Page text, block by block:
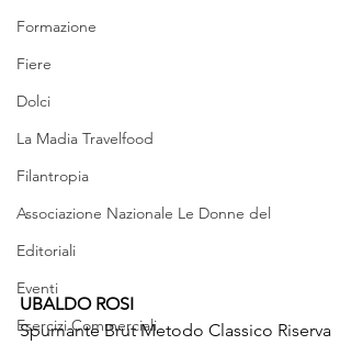
Formazione
Fiere
Dolci
La Madia Travelfood
Filantropia
Associazione Nazionale Le Donne del
Editoriali
Eventi
Esercizi Commerciali
UBALDO ROSI
Spumante Brut Metodo Classico Riserva